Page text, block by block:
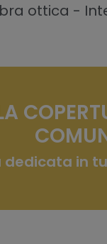
ottica -
dedicata in